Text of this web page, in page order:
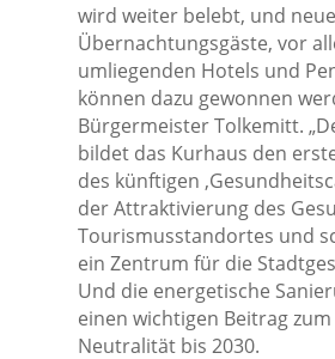
wird weiter belebt, und neue
Übernachtungsgäste, vor
umliegenden Hotels und
können dazu gewonnen
Bürgermeister Tolkemitt.
bildet das Kurhaus den
des künftigen
der Attraktivierung des
Tourismusstandortes und
ein Zentrum für die
Und die energetische
einen wichtigen Beitrag zum
Neutralität bis 2030.